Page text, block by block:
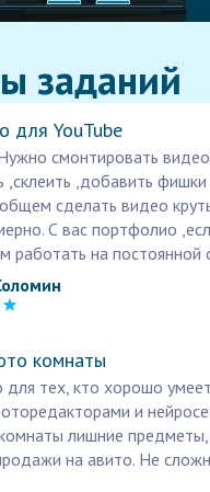
заданий
для YouTube
смонтировать
,склеить ,добавить фишки
сделать видео
С вас портфолио
работать на постоянной
комнаты
для тех, кто хорошо умеет
и
лишние предметы,
на авито. Не